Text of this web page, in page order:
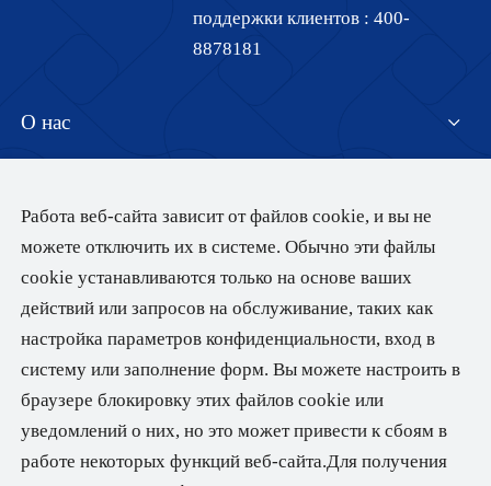
Работа веб-сайта зависит от файлов cookie, и вы не
можете отключить их в системе. Обычно эти файлы
cookie устанавливаются только на основе ваших
действий или запросов на обслуживание, таких как
настройка параметров конфиденциальности, вход в
систему или заполнение форм. Вы можете настроить в
браузере блокировку этих файлов cookie или
уведомлений о них, но это может привести к сбоям в
работе некоторых функций веб-сайта.Для получения
поддержки клиентов : 400-
8878181
О нас
Технические возможности
Присоединяйтесь к Gettel
Серия глянцевых пленок
Серия матовой пленки
Серия термосвариваемой пленки
Перламутровая пленка
Другие серии
Область применения
Рекламная печать
Пищевая промышленность и напитки
Повседневная жизнь
Устойчивое развитие
Цели устойчивого развития
Разработка материалов для экологичной упаковки
Центр загрузок